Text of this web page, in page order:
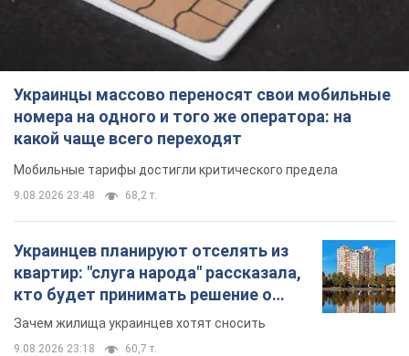
Украинцы массово переносят свои мобильные
номера на одного и того же оператора: на
какой чаще всего переходят
Мобильные тарифы достигли критического предела
9.08.2026 23:48 68,2 т.
Украинцев планируют отселять из
квартир: "слуга народа" рассказала,
кто будет принимать решение о
сносе домов
Зачем жилища украинцев хотят сносить
9.08.2026 23:18 60,7 т.